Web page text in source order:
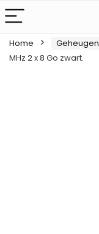
Home Geheugen
MHz 2 x 8 Go zwart.